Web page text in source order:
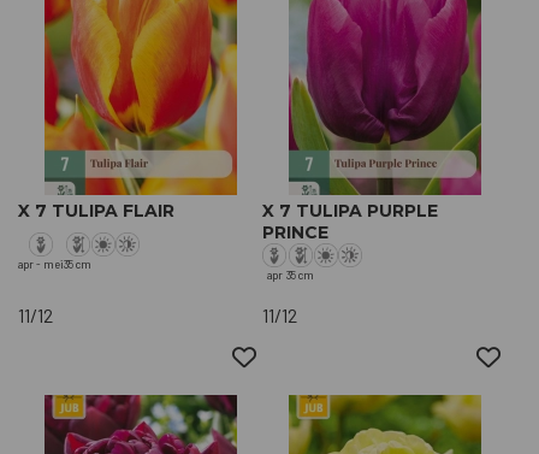
X 7 TULIPA FLAIR
apr - mei35 cm
11/12
X 7 TULIPA PURPLE
PRINCE
apr 35 cm
11/12